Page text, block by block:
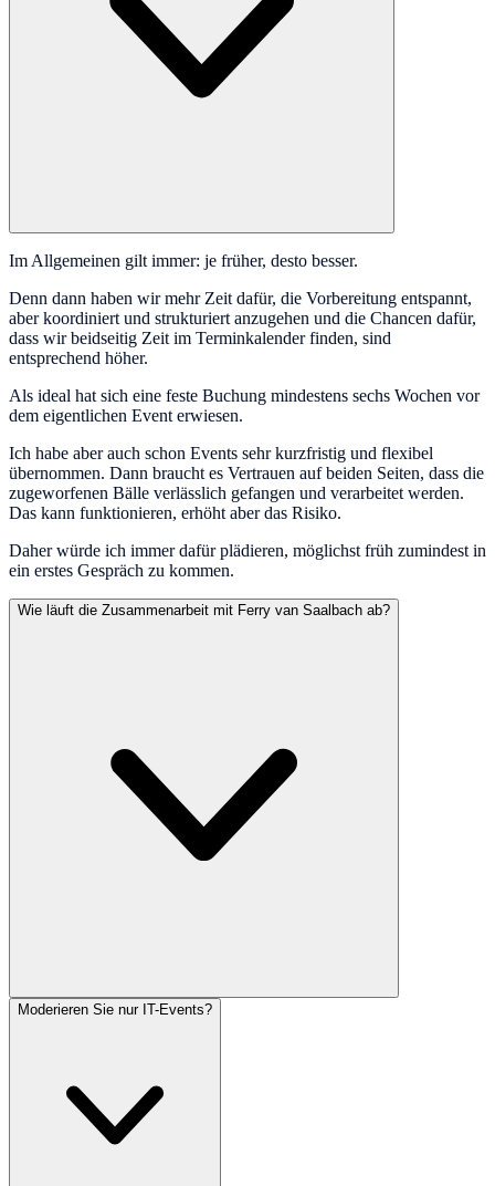
Im Allgemeinen gilt immer: je früher, desto besser.
Denn dann haben wir mehr Zeit dafür, die Vorbereitung entspannt,
aber koordiniert und strukturiert anzugehen und die Chancen dafür,
dass wir beidseitig Zeit im Terminkalender finden, sind
entsprechend höher.
Als ideal hat sich eine feste Buchung mindestens sechs Wochen vor
dem eigentlichen Event erwiesen.
Ich habe aber auch schon Events sehr kurzfristig und flexibel
übernommen. Dann braucht es Vertrauen auf beiden Seiten, dass die
zugeworfenen Bälle verlässlich gefangen und verarbeitet werden.
Das kann funktionieren, erhöht aber das Risiko.
Daher würde ich immer dafür plädieren, möglichst früh zumindest in
ein erstes Gespräch zu kommen.
Wie läuft die Zusammenarbeit mit Ferry van Saalbach ab?
Moderieren Sie nur IT-Events?